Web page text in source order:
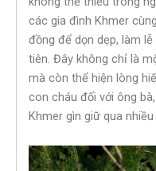
các gia đình Khmer
đồng để dọn dẹp, làm
tiên. Đây không chỉ là
mà còn thể hiện lòng
con cháu đối với ông
Khmer gìn giữ qua nhiều